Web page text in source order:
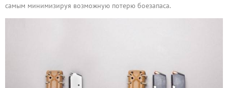
самым минимизируя возможную потерю боезапаса.